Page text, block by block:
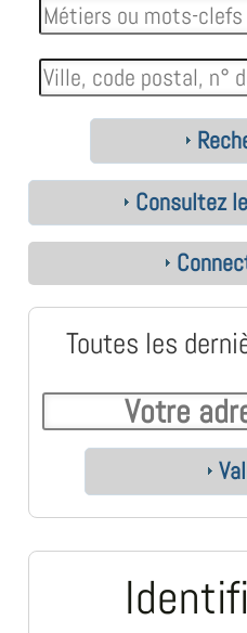
Consultez
Toutes les